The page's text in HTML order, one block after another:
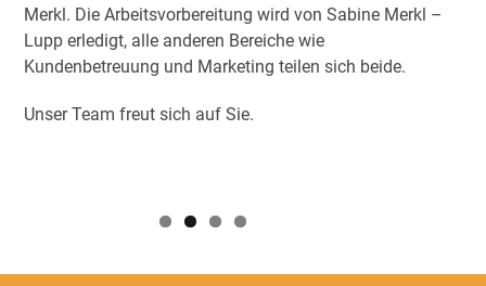
Merkl. Die Arbeitsvorbereitung wird von Sabine Merkl –
Lupp erledigt, alle anderen Bereiche wie
Kundenbetreuung und Marketing teilen sich beide.
Unser Team freut sich auf Sie.